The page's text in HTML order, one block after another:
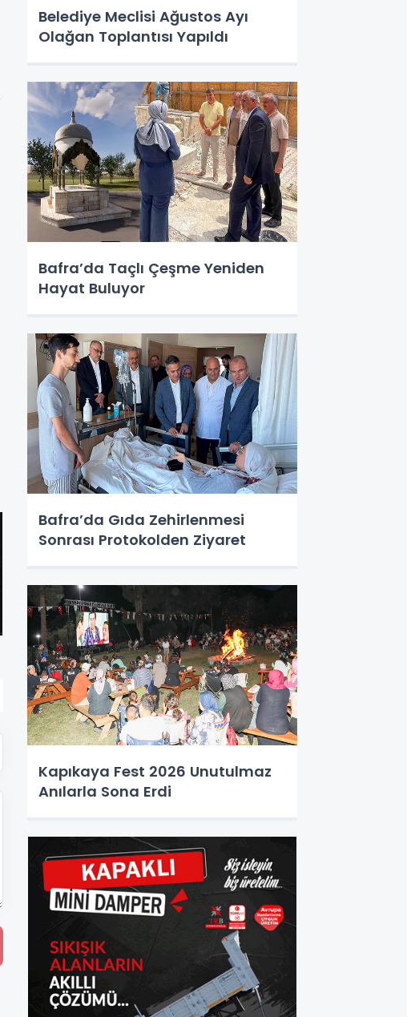
Belediye Meclisi Ağustos Ayı
Olağan Toplantısı Yapıldı
Bafra’da Taçlı Çeşme Yeniden
Hayat Buluyor
Bafra’da Gıda Zehirlenmesi
Sonrası Protokolden Ziyaret
Kapıkaya Fest 2026 Unutulmaz
Anılarla Sona Erdi